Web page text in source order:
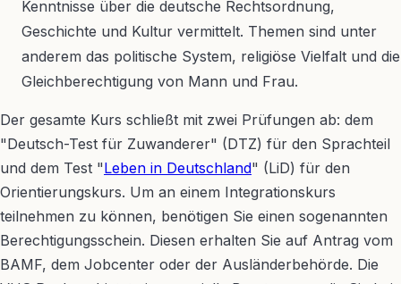
Kenntnisse über die deutsche Rechtsordnung,
Geschichte und Kultur vermittelt. Themen sind unter
anderem das politische System, religiöse Vielfalt und die
Gleichberechtigung von Mann und Frau.
Der gesamte Kurs schließt mit zwei Prüfungen ab: dem
"Deutsch-Test für Zuwanderer" (DTZ) für den Sprachteil
und dem Test "Leben in Deutschland" (LiD) für den
Orientierungskurs. Um an einem Integrationskurs
teilnehmen zu können, benötigen Sie einen sogenannten
Berechtigungsschein. Diesen erhalten Sie auf Antrag vom
BAMF, dem Jobcenter oder der Ausländerbehörde. Die